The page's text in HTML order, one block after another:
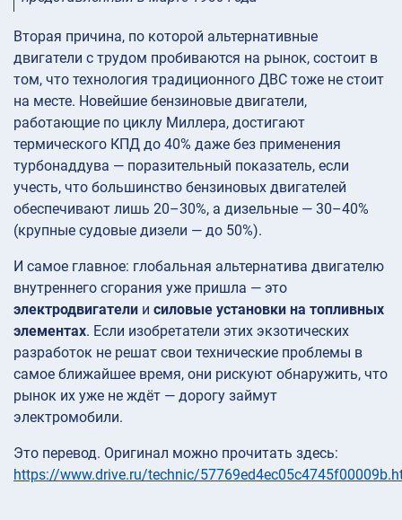
Вторая причина, по которой альтернативные
двигатели с трудом пробиваются на рынок, состоит в
том, что технология традиционного ДВС тоже не стоит
на месте. Новейшие бензиновые двигатели,
работающие по циклу Миллера, достигают
термического КПД до 40% даже без применения
турбонаддува — поразительный показатель, если
учесть, что большинство бензиновых двигателей
обеспечивают лишь 20–30%, а дизельные — 30–40%
(крупные судовые дизели — до 50%).
И самое главное: глобальная альтернатива двигателю
внутреннего сгорания уже пришла — это
электродвигатели и силовые установки на топливных
элементах. Если изобретатели этих экзотических
разработок не решат свои технические проблемы в
самое ближайшее время, они рискуют обнаружить, что
рынок их уже не ждёт — дорогу займут
электромобили.
Это перевод. Оригинал можно прочитать здесь:
https://www.drive.ru/technic/